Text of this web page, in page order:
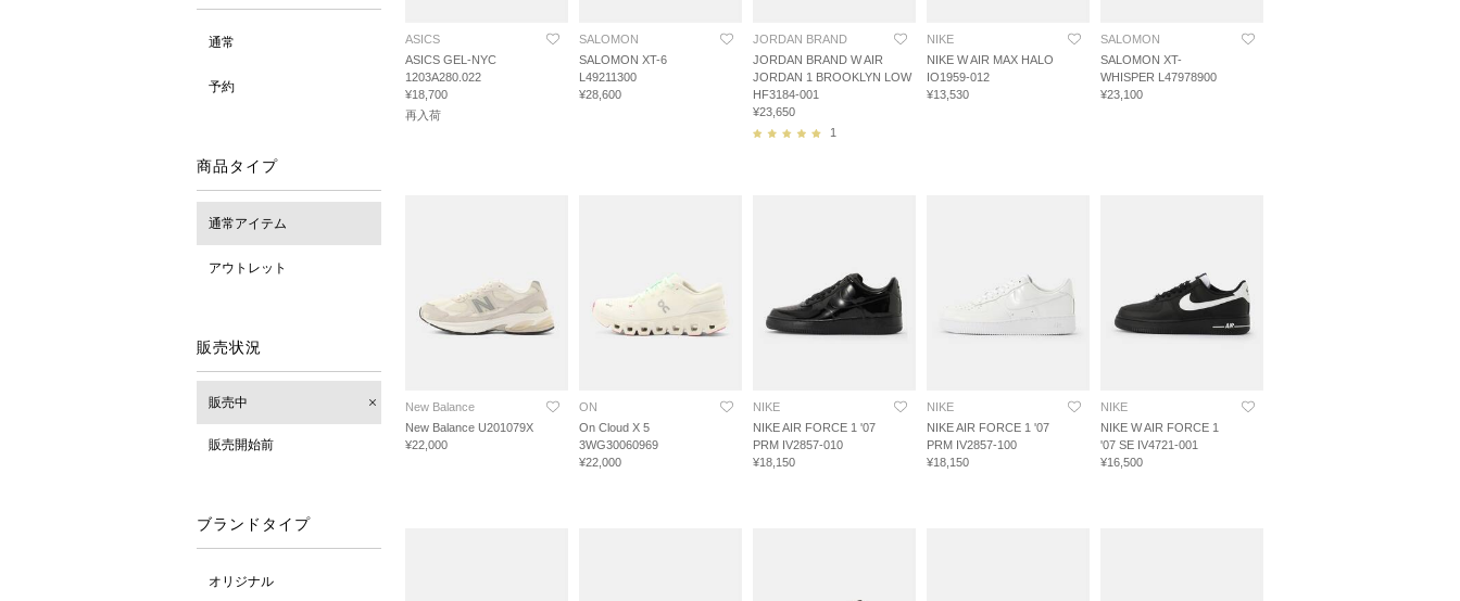
通常
予約
商品タイプ
通常アイテム
アウトレット
販売状況
販売中
販売開始前
ブランドタイプ
オリジナル
ASICS
ASICS GEL-NYC
1203A280.022
¥18,700
再入荷
SALOMON
SALOMON XT-6
L49211300
¥28,600
JORDAN BRAND
JORDAN BRAND W AIR
JORDAN 1 BROOKLYN LOW
HF3184-001
¥23,650
1
NIKE
NIKE W AIR MAX HALO
IO1959-012
¥13,530
SALOMON
SALOMON XT-
WHISPER L47978900
¥23,100
New Balance
New Balance U201079X
¥22,000
ON
On Cloud X 5
3WG30060969
¥22,000
NIKE
NIKE AIR FORCE 1 '07
PRM IV2857-010
¥18,150
NIKE
NIKE AIR FORCE 1 '07
PRM IV2857-100
¥18,150
NIKE
NIKE W AIR FORCE 1
'07 SE IV4721-001
¥16,500